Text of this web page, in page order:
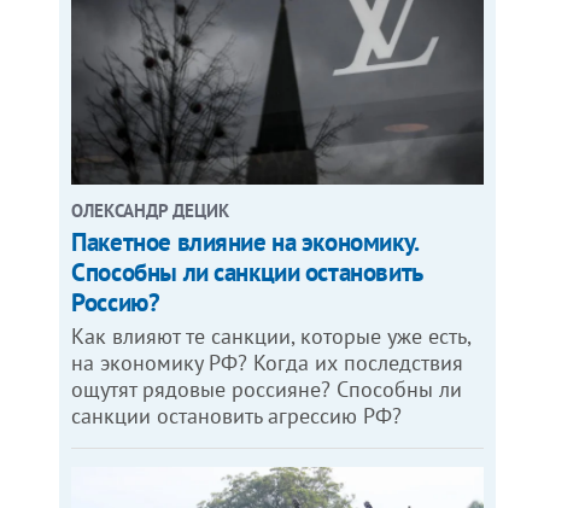
ОЛЕКСАНДР ДЕЦИК
Пакетное влияние на экономику.
Способны ли санкции остановить
Россию?
Как влияют те санкции, которые уже есть,
на экономику РФ? Когда их последствия
ощутят рядовые россияне? Способны ли
санкции остановить агрессию РФ?